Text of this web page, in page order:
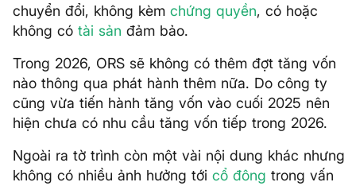
chuyển đổi, không kèm chứng quyền, có hoặc
không có tài sản đảm bảo.
Trong 2026, ORS sẽ không có thêm đợt tăng vốn
nào thông qua phát hành thêm nữa. Do công ty
cũng vừa tiến hành tăng vốn vào cuối 2025 nên
hiện chưa có nhu cầu tăng vốn tiếp trong 2026.
Ngoài ra tờ trình còn một vài nội dung khác nhưng
không có nhiều ảnh hưởng tới cổ đông trong vấn